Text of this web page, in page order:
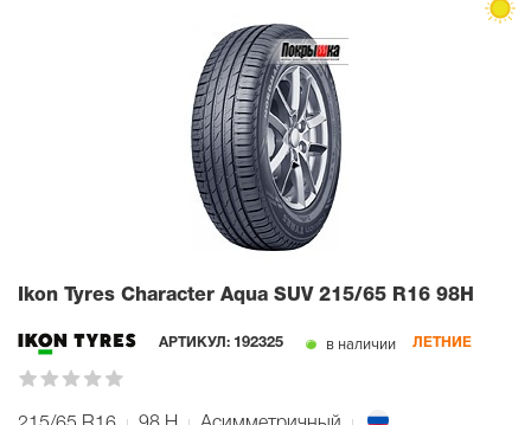
Ikon Tyres Character Aqua SUV 215/65 R16 98H
АРТИКУЛ: 192325 в наличии ЛЕТНИЕ